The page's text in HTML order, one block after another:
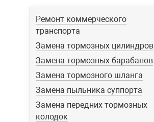
Ремонт коммерческого
транспорта
Замена тормозных цилиндров
Замена тормозных барабанов
Замена тормозного шланга
Замена пыльника суппорта
Замена передних тормозных
колодок